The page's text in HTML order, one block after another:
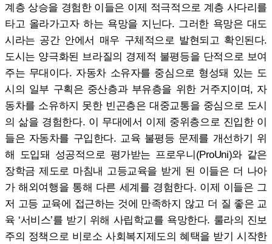
계층 상승을 경험한 이들은 이제 적극적으로 계층 사다리를
타고 올라가고자 하는 욕망을 지닌다. 그러한 욕망은 대도
시라는 공간 안에서 매우 구체적으로 발현되고 확인된다.
도시는 양극화된 브라질의 경제적 불평등을 단적으로 보여
주는 무대이다. 자동차 소유자를 중심으로 형성돼 있는 도
시의 일부 구획은 중산층과 부유층을 위한 거주지이며, 자
동차를 소유하지 못한 빈곤층은 대중교통을 중심으로 도시
의 삶을 경험한다. 이 무대에서 이제 중위층으로 진입한 이
들은 자동차를 구입한다. 교육 불평등 문제를 개선하기 위
해 도입돼 성공적으로 평가받는 프로우니(ProUni)와 같은
장학금 제도로 마침내 고등교육을 받게 된 이들은 더 나아
가 해외여행을 통해 다른 세계를 경험한다. 이제 이들은 그
저 고등 교육에 접근하는 것에 만족하지 않고 더 질 좋은 교
육 ‘서비스’를 받기 위해 사립학교를 욕망한다. 룰라의 진보
주의 정책으로 비로소 사회복지제도의 혜택을 받기 시작한